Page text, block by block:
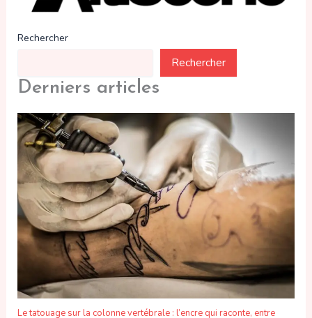
Rechercher
Rechercher
Derniers articles
Le tatouage sur la colonne vertébrale : l’encre qui raconte, entre